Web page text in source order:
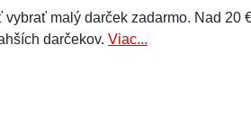
malý darček zadarmo. Nad 20
darčekov. Viac...